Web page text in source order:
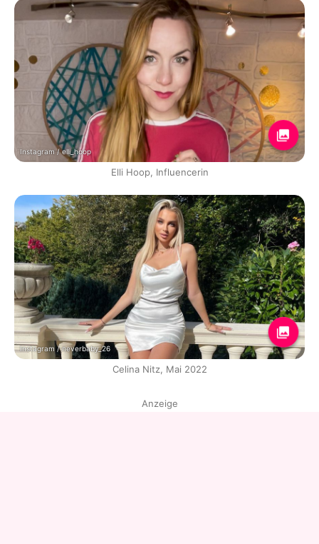
Instagram / elli_hoop
Elli Hoop, Influencerin
Instagram / neverbaby_26
Celina Nitz, Mai 2022
Anzeige